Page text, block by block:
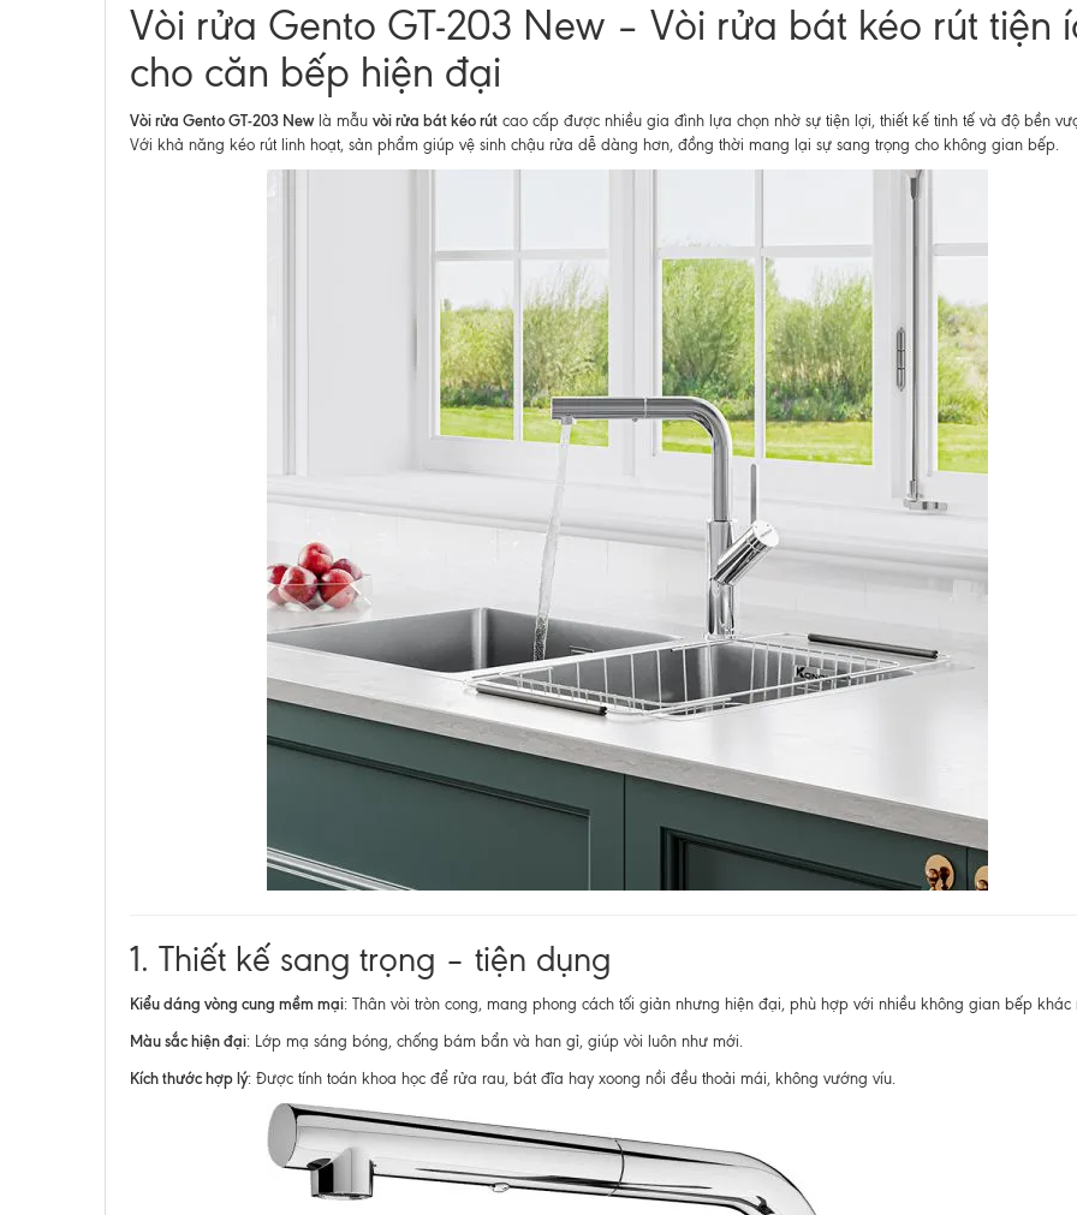
Vòi rửa Gento GT-203 New – Vòi rửa bát kéo rút tiện
cho căn bếp hiện đại
Vòi rửa Gento GT-203 Newlà mẫu vòi rửa bát kéo rút cao cấp được nhiều gia đình lựa chọn nhờ sự tiện lợi, thiết kế tinh tế và độ bền
Với khả năng kéo rút linh hoạt, sản phẩm giúp vệ sinh chậu rửa dễ dàng hơn, đồng thời mang lại sự sang trọng cho không gian bếp.
1. Thiết kế sang trọng – tiện dụng
Kiểu dáng vòng cung mềm mại: Thân vòi tròn cong, mang phong cách tối giản nhưng hiện đại, phù hợp với nhiều không gian bếp khác
Màu sắc hiện đại: Lớp mạ sáng bóng, chống bám bẩn và han gỉ, giúp vòi luôn như mới.
Kích thước hợp lý: Được tính toán khoa học để rửa rau, bát đĩa hay xoong nồi đều thoải mái, không vướng víu.